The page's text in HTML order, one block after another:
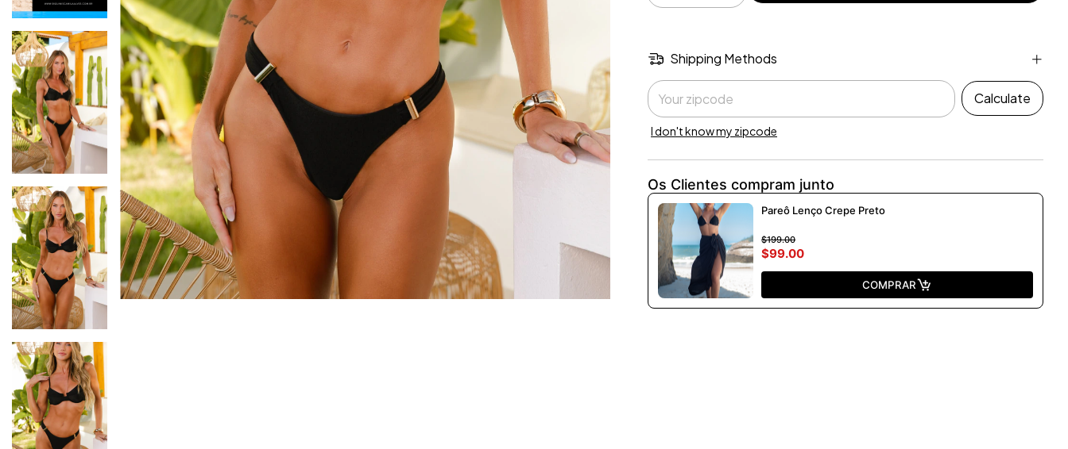
Shipping Methods
Shipping for zipcode:
Calculate
I don't know my zipcode
Os Clientes compram junto
Pareô Lenço Crepe Preto
$199.00
$99.00
COMPRAR